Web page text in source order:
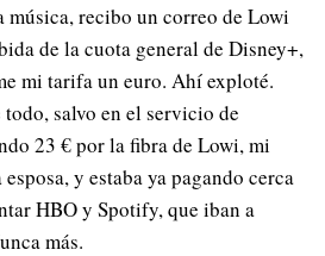
recibo un correo de Lowi
de la cuota general de Disney+,
mi tarifa un euro. Ahí exploté.
salvo en el servicio de
23 € por la fibra de Lowi, mi
y estaba ya pagando cerca
HBO y Spotify, que iban a
más.